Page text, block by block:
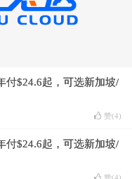
付$24.6起，可选新加坡/
赞(4)
付$24.6起，可选新加坡/